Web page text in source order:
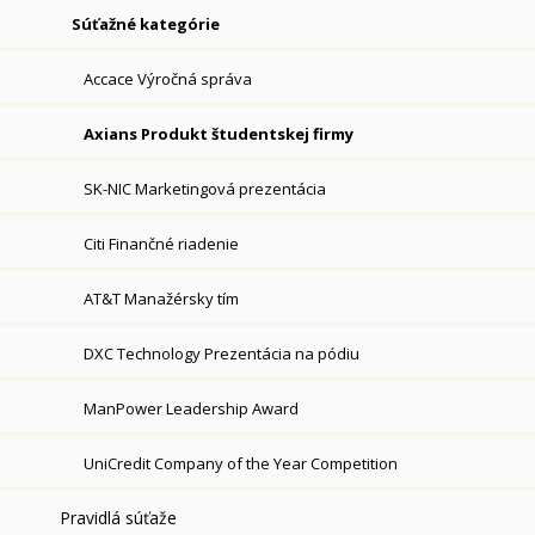
Súťažné kategórie
Accace Výročná správa
Axians Produkt študentskej firmy
SK-NIC Marketingová prezentácia
Citi Finančné riadenie
AT&T Manažérsky tím
DXC Technology Prezentácia na pódiu
ManPower Leadership Award
UniCredit Company of the Year Competition
Pravidlá súťaže